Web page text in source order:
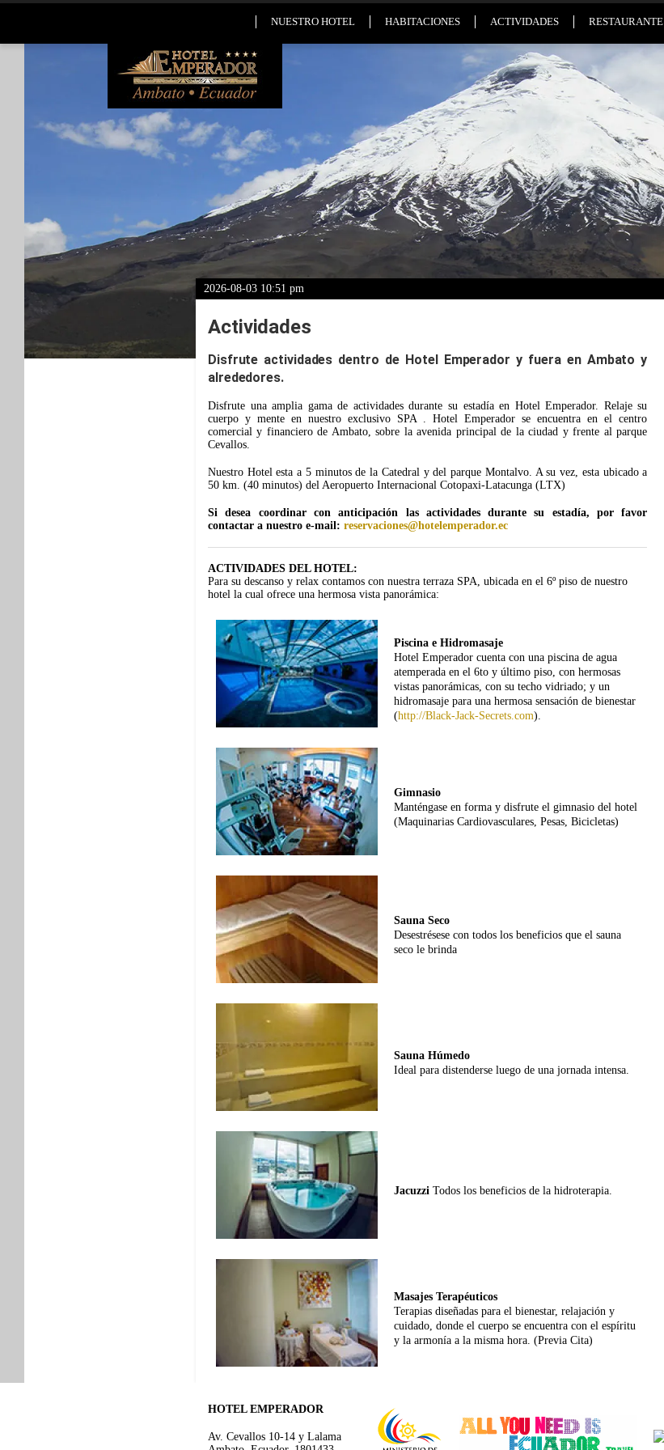
NUESTRO HOTEL HABITACIONES ACTIVIDADES RESTAURANTE
2026-08-03 10:51 pm
Actividades
Disfrute actividades dentro de Hotel Emperador y fuera en Ambato y
alrededores.
Disfrute una amplia gama de actividades durante su estadía en Hotel Emperador. Relaje su
cuerpo y mente en nuestro exclusivo SPA . Hotel Emperador se encuentra en el centro
comercial y financiero de Ambato, sobre la avenida principal de la ciudad y frente al parque
Cevallos.
Nuestro Hotel esta a 5 minutos de la Catedral y del parque Montalvo. A su vez, esta ubicado a
50 km. (40 minutos) del Aeropuerto Internacional Cotopaxi-Latacunga (LTX)
Si desea coordinar con anticipación las actividades durante su estadía, por favor
contactar a nuestro e-mail: reservaciones@hotelemperador.ec
ACTIVIDADES DEL HOTEL:
Para su descanso y relax contamos con nuestra terraza SPA, ubicada en el 6º piso de nuestro
hotel la cual ofrece una hermosa vista panorámica:
Piscina e Hidromasaje
Hotel Emperador cuenta con una piscina de agua
atemperada en el 6to y último piso, con hermosas
vistas panorámicas, con su techo vidriado; y un
hidromasaje para una hermosa sensación de bienestar
(http://Black-Jack-Secrets.com).
Gimnasio
Manténgase en forma y disfrute el gimnasio del hotel
(Maquinarias Cardiovasculares, Pesas, Bicicletas)
Sauna Seco
Desestrésese con todos los beneficios que el sauna
seco le brinda
Sauna Húmedo
Ideal para distenderse luego de una jornada intensa.
Jacuzzi Todos los beneficios de la hidroterapia.
Masajes Terapéuticos
Terapias diseñadas para el bienestar, relajación y
cuidado, donde el cuerpo se encuentra con el espíritu
y la armonía a la misma hora. (Previa Cita)
HOTEL EMPERADOR
Av. Cevallos 10-14 y Lalama